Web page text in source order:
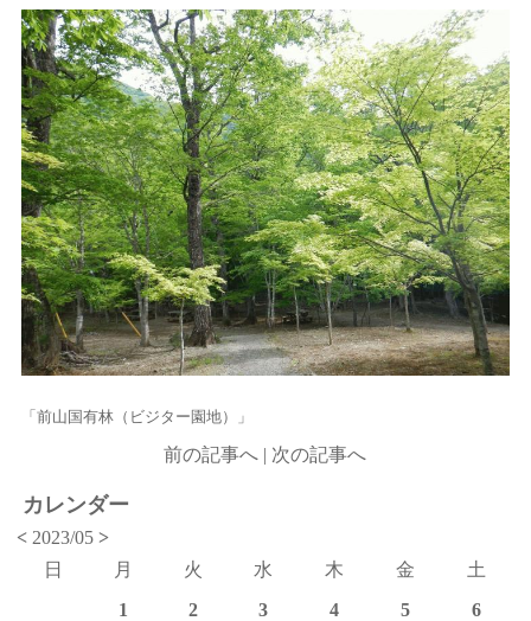
「前山国有林（ビジター園地）」
前の記事へ | 次の記事へ
カレンダー
< 2023/05>
日
月 火 水 木 金
土
1
2 3 4 5
6